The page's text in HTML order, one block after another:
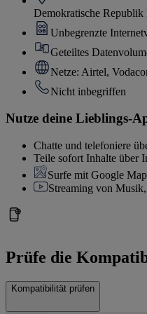
Demokratische
Unbegrenzte
Geteiltes
Netze: Airtel,
Nicht inbegriffen
Nutze deine Lieblings-
Chatte und telefoniere
Teile sofort Inhalte über
Surfe mit Google
Streaming von
Prüfe die
Kompatibilität prüfen